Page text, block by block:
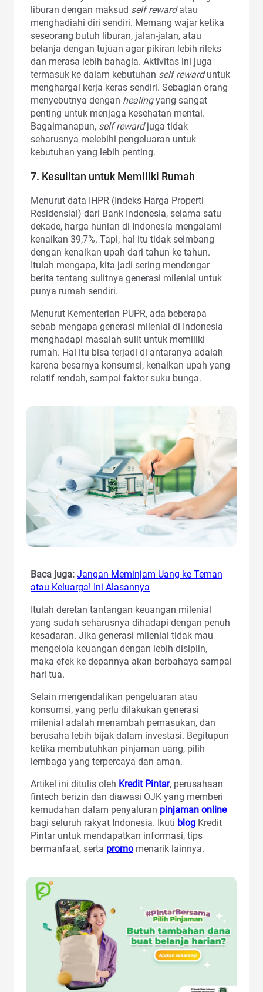
liburan dengan maksud self rewardatau
menghadiahi diri sendiri. Memang wajar ketika
seseorang butuh liburan, jalan-jalan, atau
belanja dengan tujuan agar pikiran lebih rileks
dan merasa lebih bahagia. Aktivitas ini juga
termasuk ke dalam kebutuhan self rewarduntuk
menghargai kerja keras sendiri. Sebagian orang
menyebutnya dengan healingyang sangat
penting untuk menjaga kesehatan mental.
Bagaimanapun, self rewardjuga tidak
seharusnya melebihi pengeluaran untuk
kebutuhan yang lebih penting.
7. Kesulitan untuk Memiliki Rumah
Menurut data IHPR (Indeks Harga Properti
Residensial) dari Bank Indonesia, selama satu
dekade, harga hunian di Indonesia mengalami
kenaikan 39,7%. Tapi, hal itu tidak seimbang
dengan kenaikan upah dari tahun ke tahun.
Itulah mengapa, kita jadi sering mendengar
berita tentang sulitnya generasi milenial untuk
punya rumah sendiri.
Menurut Kementerian PUPR, ada beberapa
sebab mengapa generasi milenial di Indonesia
menghadapi masalah sulit untuk memiliki
rumah. Hal itu bisa terjadi di antaranya adalah
karena besarnya konsumsi, kenaikan upah yang
relatif rendah, sampai faktor suku bunga.
Baca juga: Jangan Meminjam Uang ke Teman
atau Keluarga! Ini Alasannya
Itulah deretan tantangan keuangan milenial
yang sudah seharusnya dihadapi dengan penuh
kesadaran. Jika generasi milenial tidak mau
mengelola keuangan dengan lebih disiplin,
maka efek ke depannya akan berbahaya sampai
hari tua.
Selain mengendalikan pengeluaran atau
konsumsi, yang perlu dilakukan generasi
milenial adalah menambah pemasukan, dan
berusaha lebih bijak dalam investasi. Begitupun
ketika membutuhkan pinjaman uang, pilih
lembaga yang terpercaya dan aman.
Artikel ini ditulis oleh Kredit Pintar, perusahaan
fintech berizin dan diawasi OJK yang memberi
kemudahan dalam penyaluran pinjaman online
bagi seluruh rakyat Indonesia. Ikuti blog Kredit
Pintar untuk mendapatkan informasi, tips
bermanfaat, serta promo menarik lainnya.